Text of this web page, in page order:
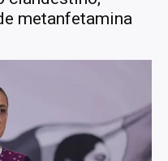
metanfetamina